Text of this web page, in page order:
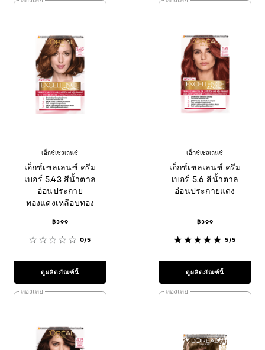
เอ็กซ์เซลเลนซ์
เอ็กซ์เซลเลนซ์ ครีม
เบอร์ 5.43 สีน้ำตาล
อ่อนประกาย
ทองแดงเหลือบทอง
฿399
0/5
ดูผลิตภัณฑ์นี้
เอ็กซ์เซลเลนซ์
เอ็กซ์เซลเลนซ์ ครีม
เบอร์ 5.6 สีน้ำตาล
อ่อนประกายแดง
฿399
5/5
ดูผลิตภัณฑ์นี้
ลองเลย ลองเลย